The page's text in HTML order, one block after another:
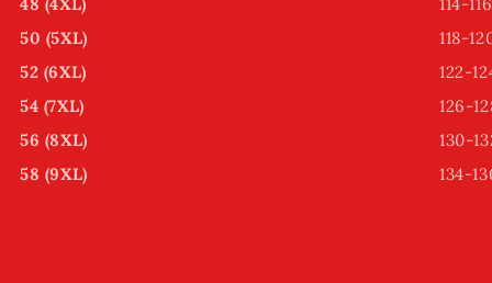
50 (5XL)
118-
52 (6XL)
122-
54 (7XL)
126-
56 (8XL)
130-
58 (9XL)
134-